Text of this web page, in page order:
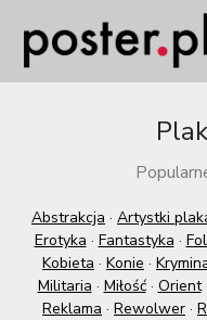
Abstrakcja · Artystki
Erotyka · Fantastyka ·
Kobieta · Konie ·
Militaria · Miłość· Orient·
Reklama · Rewolwer ·